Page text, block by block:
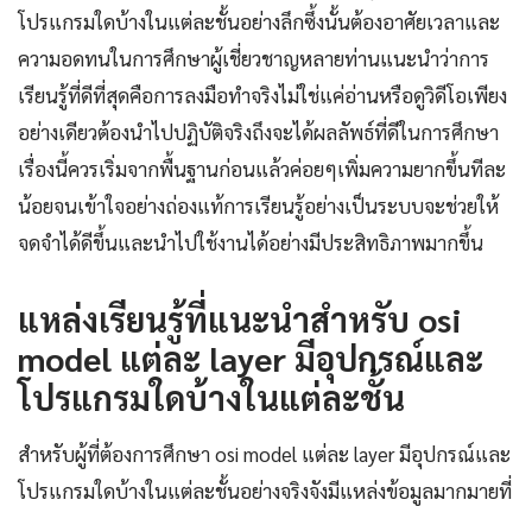
โปรแกรมใดบ้างในแต่ละชั้นอย่างลึกซึ้งนั้นต้องอาศัยเวลาและ
ความอดทนในการศึกษาผู้เชี่ยวชาญหลายท่านแนะนำว่าการ
เรียนรู้ที่ดีที่สุดคือการลงมือทำจริงไม่ใช่แค่อ่านหรือดูวิดีโอเพียง
อย่างเดียวต้องนำไปปฏิบัติจริงถึงจะได้ผลลัพธ์ที่ดีในการศึกษา
เรื่องนี้ควรเริ่มจากพื้นฐานก่อนแล้วค่อยๆเพิ่มความยากขึ้นทีละ
น้อยจนเข้าใจอย่างถ่องแท้การเรียนรู้อย่างเป็นระบบจะช่วยให้
จดจำได้ดีขึ้นและนำไปใช้งานได้อย่างมีประสิทธิภาพมากขึ้น
แหล่งเรียนรู้ที่แนะนำสำหรับ osi
model แต่ละ layer มีอุปกรณ์และ
โปรแกรมใดบ้างในแต่ละชั้น
สำหรับผู้ที่ต้องการศึกษา osi model แต่ละ layer มีอุปกรณ์และ
โปรแกรมใดบ้างในแต่ละชั้นอย่างจริงจังมีแหล่งข้อมูลมากมายที่